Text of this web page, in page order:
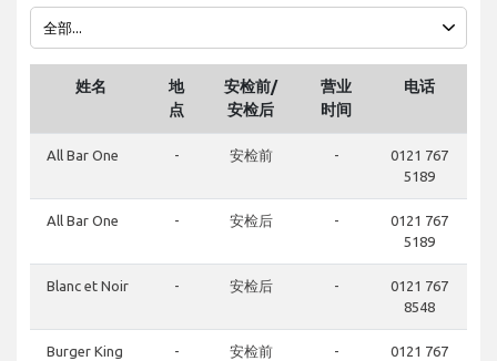
姓名
地
点
安检前/
安检后
营业
时间
电话
All Bar One - 安检前 -
0121 767
5189
All Bar One - 安检后 -
0121 767
5189
Blanc et Noir - 安检后 -
0121 767
8548
Burger King - 安检前 -
0121 767